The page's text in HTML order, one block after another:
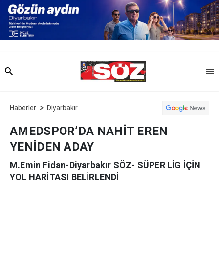
Haberler Diyarbakır
AMEDSPOR’DA NAHİT EREN
YENİDEN ADAY
M.Emin Fidan-Diyarbakır SÖZ- SÜPER LİG İÇİN
YOL HARİTASI BELİRLENDİ